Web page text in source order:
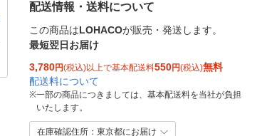
配送情報・送料について
この商品はLOHACOが販売・発送します。
最短翌日お届け
3,780円(税込)以上で基本配送料550円(税込)無料
配送料について
※一部の商品につきましては、基本配送料を当社が負担
いたします。
在庫確認住所：東京都にお届け